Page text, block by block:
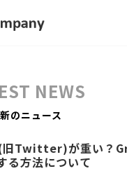
NEWS
のニュース
旧Twitter)が重い？
る方法について